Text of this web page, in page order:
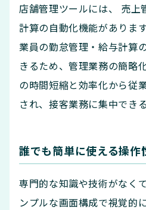
店舗管理ツールには、 売上
計算の自動化機能がありま
業員の勤怠管理・給与計算
きるため、管理業務の簡略
の時間短縮と効率化から従
され、接客業務に集中でき
誰でも簡単に使える操作
専門的な知識や技術がなく
ンプルな画面構成で視覚的